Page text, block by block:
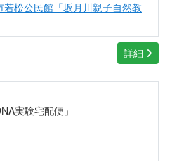
若松公民館「坂月川親子自然教
詳細
実験宅配便」